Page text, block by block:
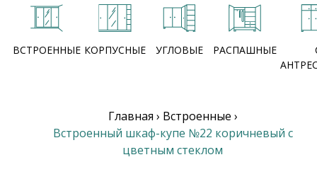
ВСТРОЕННЫЕ КОРПУСНЫЕ УГЛОВЫЕ РАСПАШНЫЕ
Главная › Встроенные ›
Встроенный шкаф-купе №22 коричневый с
цветным стеклом